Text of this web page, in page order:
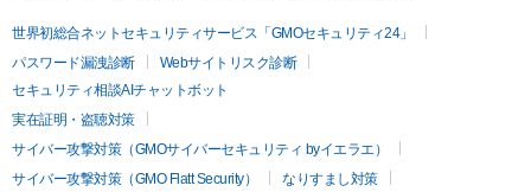
世界初総合ネットセキュリティサービス「GMOセキュリティ24」
パスワード漏洩診断
Webサイトリスク診断
セキュリティ相談AIチャットボット
実在証明・盗聴対策
サイバー攻撃対策（GMOサイバーセキュリティ byイエラエ）
サイバー攻撃対策（GMO Flatt Security）
なりすまし対策